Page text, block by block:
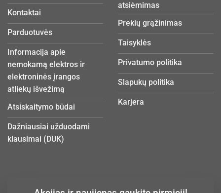
Kontaktai
Parduotuvės
Informacija apie
nemokamą elektros ir
elektroninės įrangos
atliekų išvežimą
Atsiskaitymo būdai
Dažniausiai užduodami
klausimai (DUK)
atsiėmimas
Prekių grąžinimas
Taisyklės
Privatumo politika
Slapukų politika
Karjera